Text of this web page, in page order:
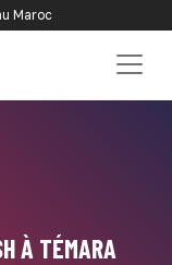
Maroc
À TÉMARA